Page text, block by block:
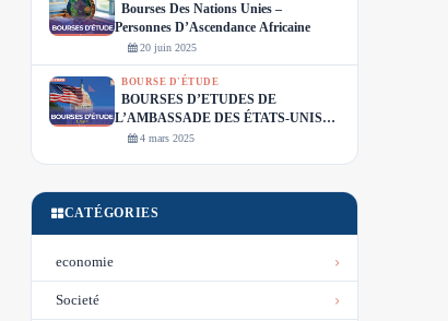
Bourses Des Nations Unies –
Personnes D’Ascendance Africaine
20 juin 2025
BOURSE D'ÉTUDE
BOURSES D’ETUDES DE
L’AMBASSADE DES ÉTATS-UNIS
EN CÔTE D’IVOIRE
4 mars 2025
CATÉGORIES
economie
Societé